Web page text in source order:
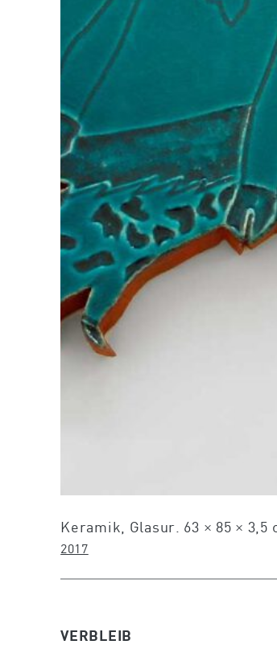
Keramik, Glasur. 63 × 85 × 3,5
2017
VERBLEIB